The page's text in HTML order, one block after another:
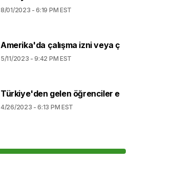
8/01/2023 - 6:19 PM EST
Amerika'da çalışma izni veya ç
5/11/2023 - 9:42 PM EST
Türkiye'den gelen öğrenciler e
4/26/2023 - 6:13 PM EST